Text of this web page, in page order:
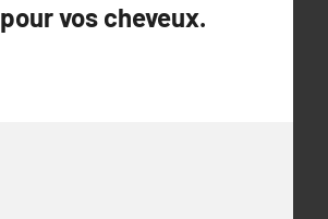
pour vos cheveux.